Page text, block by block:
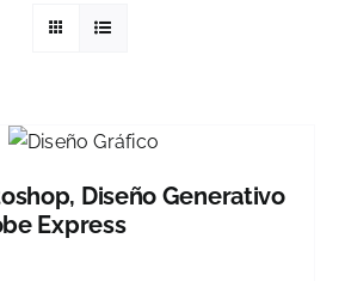
Diseño Generativo
Express